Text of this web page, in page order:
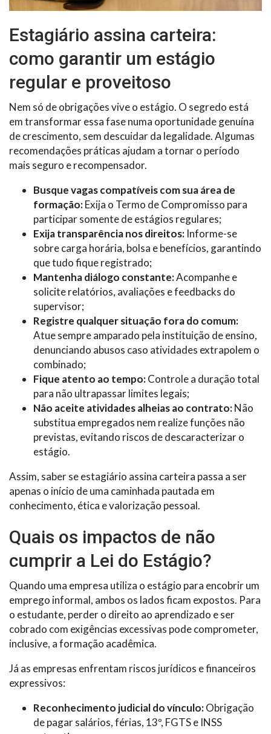
Estagiário assina carteira:
como garantir um estágio
regular e proveitoso
Nem só de obrigações vive o estágio. O segredo está
em transformar essa fase numa oportunidade genuína
de crescimento, sem descuidar da legalidade. Algumas
recomendações práticas ajudam a tornar o período
mais seguro e recompensador.
Busque vagas compatíveis com sua área de
formação:Exija o Termo de Compromisso para
participar somente de estágios regulares;
Exija transparência nos direitos: Informe-se
sobre carga horária, bolsa e benefícios, garantindo
que tudo fique registrado;
Mantenha diálogo constante:Acompanhe e
solicite relatórios, avaliações e feedbacks do
supervisor;
Registre qualquer situação fora do comum:
Atue sempre amparado pela instituição de ensino,
denunciando abusos caso atividades extrapolem o
combinado;
Fique atento ao tempo:Controle a duração total
para não ultrapassar limites legais;
Não aceite atividades alheias ao contrato:Não
substitua empregados nem realize funções não
previstas, evitando riscos de descaracterizar o
estágio.
Assim, saber se estagiário assina carteira passa a ser
apenas o início de uma caminhada pautada em
conhecimento, ética e valorização pessoal.
Quais os impactos de não
cumprir a Lei do Estágio?
Quando uma empresa utiliza o estágio para encobrir um
emprego informal, ambos os lados ficam expostos. Para
o estudante, perder o direito ao aprendizado e ser
cobrado com exigências excessivas pode comprometer,
inclusive, a formação acadêmica.
Já as empresas enfrentam riscos jurídicos e financeiros
expressivos:
Reconhecimento judicial do vínculo:Obrigação
de pagar salários, férias, 13º, FGTS e INSS